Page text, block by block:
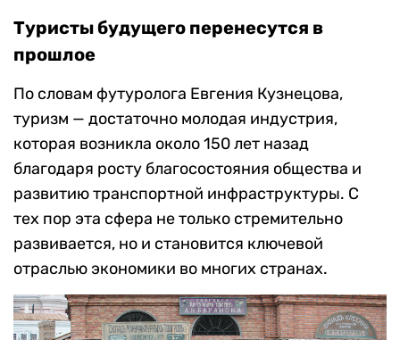
Туристы будущего перенесутся в
прошлое
По словам футуролога Евгения Кузнецова,
туризм — достаточно молодая индустрия,
которая возникла около 150 лет назад
благодаря росту благосостояния общества и
развитию транспортной инфраструктуры. С
тех пор эта сфера не только стремительно
развивается, но и становится ключевой
отраслью экономики во многих странах.